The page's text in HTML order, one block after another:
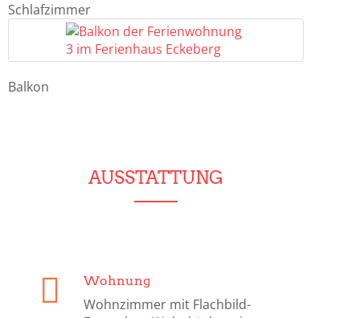
Schlafzimmer
Balkon
AUSSTATTUNG
Wohnung
Wohnzimmer mit Flachbild-